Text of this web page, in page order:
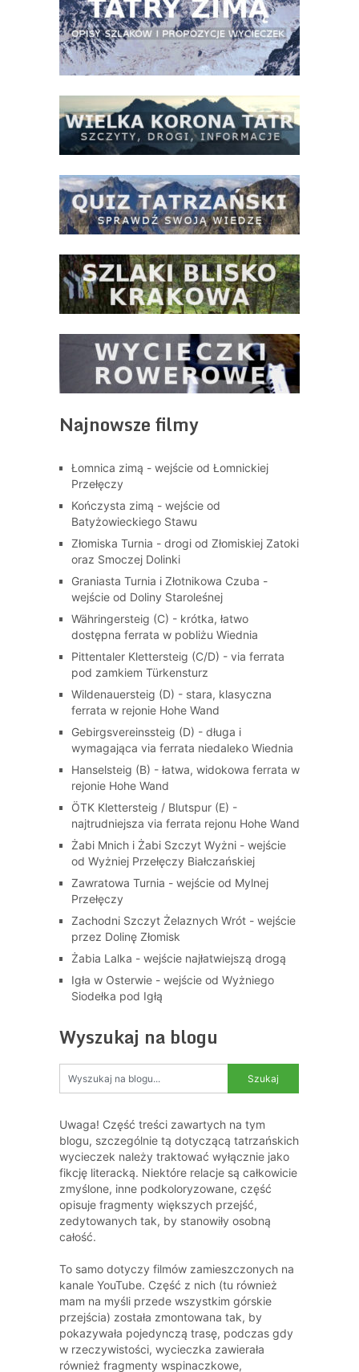
Najnowsze filmy
Łomnica zimą - wejście od Łomnickiej
Przełęczy
Kończysta zimą - wejście od
Batyżowieckiego Stawu
Złomiska Turnia - drogi od Złomiskiej Zatoki
oraz Smoczej Dolinki
Graniasta Turnia i Złotnikowa Czuba -
wejście od Doliny Staroleśnej
Währingersteig (C) - krótka, łatwo
dostępna ferrata w pobliżu Wiednia
Pittentaler Klettersteig (C/D) - via ferrata
pod zamkiem Türkensturz
Wildenauersteig (D) - stara, klasyczna
ferrata w rejonie Hohe Wand
Gebirgsvereinssteig (D) - długa i
wymagająca via ferrata niedaleko Wiednia
Hanselsteig (B) - łatwa, widokowa ferrata w
rejonie Hohe Wand
ÖTK Klettersteig / Blutspur (E) -
najtrudniejsza via ferrata rejonu Hohe Wand
Żabi Mnich i Żabi Szczyt Wyżni - wejście
od Wyżniej Przełęczy Białczańskiej
Zawratowa Turnia - wejście od Mylnej
Przełęczy
Zachodni Szczyt Żelaznych Wrót - wejście
przez Dolinę Złomisk
Żabia Lalka - wejście najłatwiejszą drogą
Igła w Osterwie - wejście od Wyżniego
Siodełka pod Igłą
Wyszukaj na blogu
Uwaga! Część treści zawartych na tym
blogu, szczególnie tą dotyczącą tatrzańskich
wycieczek należy traktować wyłącznie jako
fikcję literacką. Niektóre relacje są całkowicie
zmyślone, inne podkoloryzowane, część
opisuje fragmenty większych przejść,
zedytowanych tak, by stanowiły osobną
całość.
To samo dotyczy filmów zamieszczonych na
kanale YouTube. Część z nich (tu również
mam na myśli przede wszystkim górskie
przejścia) została zmontowana tak, by
pokazywała pojedynczą trasę, podczas gdy
w rzeczywistości, wycieczka zawierała
również fragmenty wspinaczkowe,